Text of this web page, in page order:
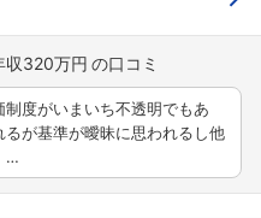
収320万円
度がいまいち不透明でもあ
が基準が曖昧に思われるし他
…